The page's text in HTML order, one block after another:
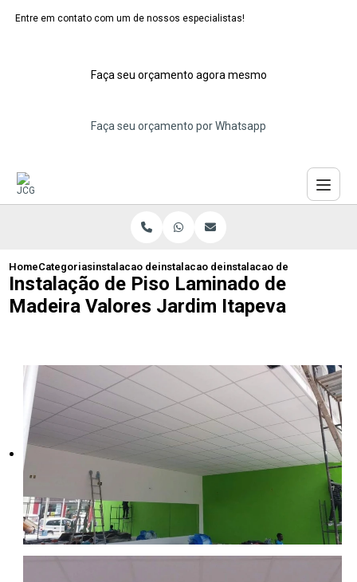
Entre em contato com um de nossos especialistas!
Faça seu orçamento agora mesmo
Faça seu orçamento por Whatsapp
HomeCategoriasinstalacao de pisos laminados
instalacao de piso de madeira laminado
instalacao de piso
Instalação de Piso Laminado de
Madeira Valores Jardim Itapeva